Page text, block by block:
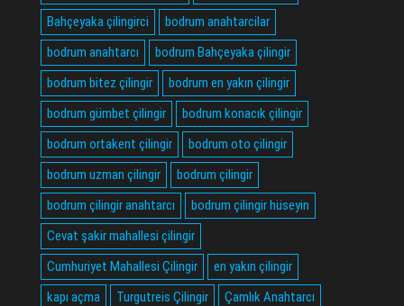
Bahçeyaka çilingirci
bodrum anahtarcilar
bodrum anahtarcı
bodrum Bahçeyaka çilingir
bodrum bitez çilingir
bodrum en yakın çilingir
bodrum gümbet çilingir
bodrum konacık çilingir
bodrum ortakent çilingir
bodrum oto çilingir
bodrum uzman çilingir
bodrum çilingir
bodrum çilingir anahtarcı
bodrum çilingir hüseyin
Cevat şakir mahallesi çilingir
Cumhuriyet Mahallesi Çilingir
en yakın çilingir
kapı açma
Turgutreis Çilingir
Çamlık Anahtarcı